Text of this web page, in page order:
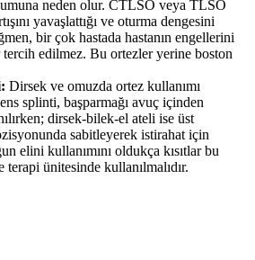
neden olur. CTLSO veya TLSO
yavaşlattığı ve oturma dengesini
bir çok hastada hastanın engellerini
tercih edilmez. Bu ortezler yerine boston
Dirsek ve omuzda ortez kullanımı
splinti, başparmağı avuç içinden
dirsek-bilek-el ateli ise üst
sabitleyerek istirahat için
elini kullanımını oldukça kısıtlar bu
ünitesinde kullanılmalıdır.